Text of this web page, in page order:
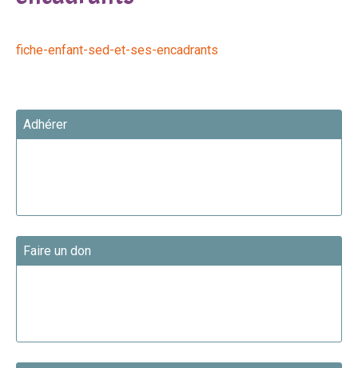
fiche-enfant-sed-et-ses-encadrants
Adhérer
Faire un don